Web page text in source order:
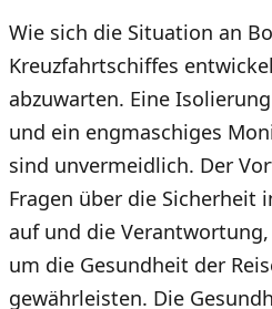
Wie sich die Situation an
Kreuzfahrtschiffes
abzuwarten. Eine
und ein engmaschiges
sind unvermeidlich. Der
Fragen über die Sicherheit
auf und die
um die Gesundheit der
gewährleisten. Die